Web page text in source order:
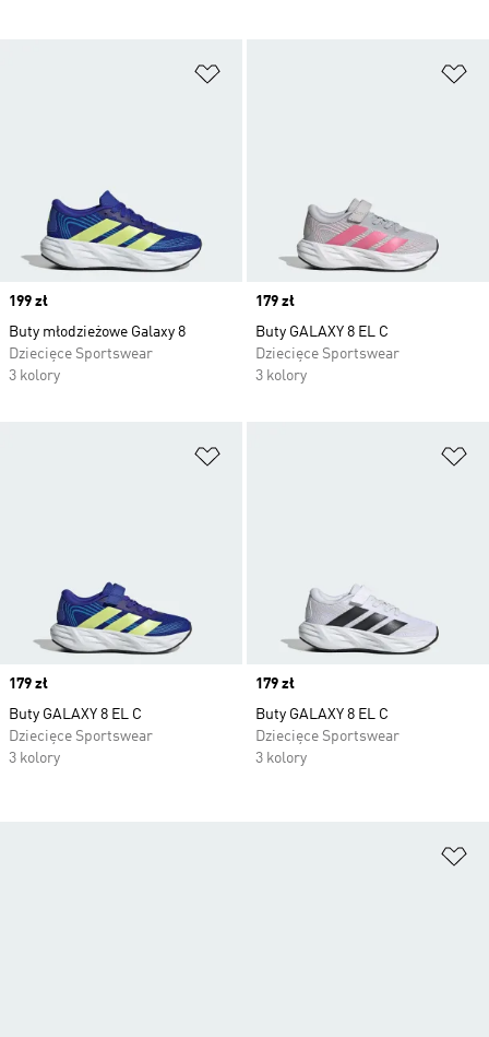
Price
199 zł
Buty młodzieżowe Galaxy 8
Dziecięce Sportswear
3 kolory
Price
179 zł
Buty GALAXY 8 EL C
Dziecięce Sportswear
3 kolory
Price
179 zł
Buty GALAXY 8 EL C
Dziecięce Sportswear
3 kolory
Price
179 zł
Buty GALAXY 8 EL C
Dziecięce Sportswear
3 kolory